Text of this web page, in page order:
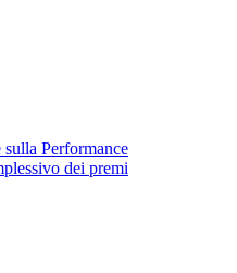
sulla Performance
dei premi